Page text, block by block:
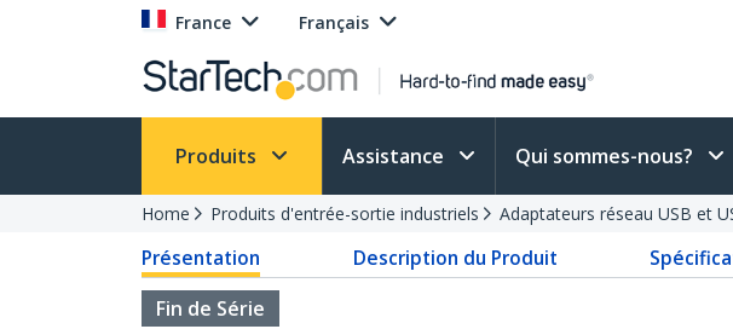
France Français
Produits Assistance Qui sommes-nous?
Home Produits d'entrée-sortie industriels Adaptateurs réseau USB et
Présentation Description du Produit
Fin de Série